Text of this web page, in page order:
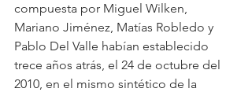
compuesta por Miguel Wilken,
Mariano Jiménez, Matías Robledo y
Pablo Del Valle habían establecido
trece años atrás, el 24 de octubre del
2010, en el mismo sintético de la